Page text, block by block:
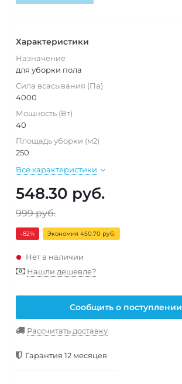
Характеристики
Назначение
для уборки пола
Сила всасывания (Па)
4000
Мощность (Вт)
40
Площадь уборки (м2)
250
Все характеристики
548.30 руб.
999руб.
-82% Экономия 450.70 руб.
Нет в наличии
Нашли дешевле?
Сообщить о поступлении
Рассчитать доставку
Гарантия 12 месяцев